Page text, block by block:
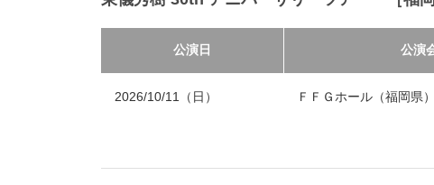
公演日 公演
2026/10/11（日） ＦＦＧホール（福岡県）